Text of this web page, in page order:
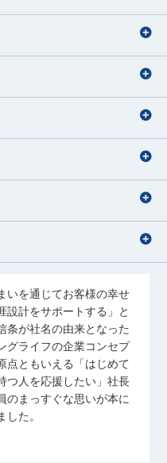
いを通じてお客様の幸せ
設計をサポートする」と
条が社名の由来となった
グライフの企業コンセプ
点ともいえる「はじめて
つ人を応援したい」社長
のまっすぐな思いが本に
した。